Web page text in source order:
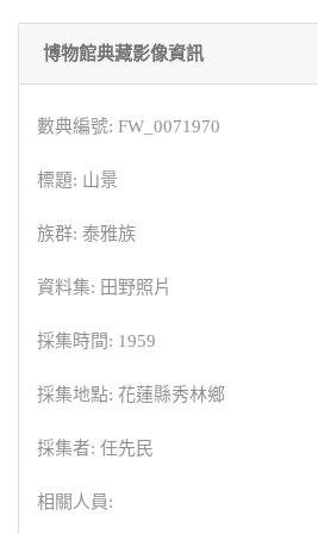
博物館典藏影像資訊
數典編號: FW_0071970
標題: 山景
族群: 泰雅族
資料集: 田野照片
採集時間: 1959
採集地點: 花蓮縣秀林鄉
採集者: 任先民
相關人員: